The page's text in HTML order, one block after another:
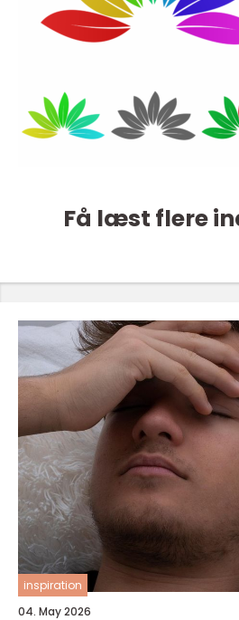
Få læst flere
inspiration
04. May 2026